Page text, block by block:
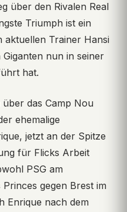
über den Rivalen Real
Triumph ist ein
Trainer Hansi
nun in seiner
hat.
das Camp Nou
ehemalige
jetzt an der Spitze
für Flicks Arbeit
PSG am
gegen Brest im
Enrique nach dem